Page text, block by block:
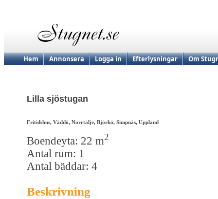
Hem Annonsera Logga in Efterlysningar Om
Lilla sjöstugan
Fritidshus, Väddö, Norrtälje, Björkö, Simpnäs, Uppland
Boendeyta: 22 m2
Antal rum: 1
Antal bäddar: 4
Beskrivning